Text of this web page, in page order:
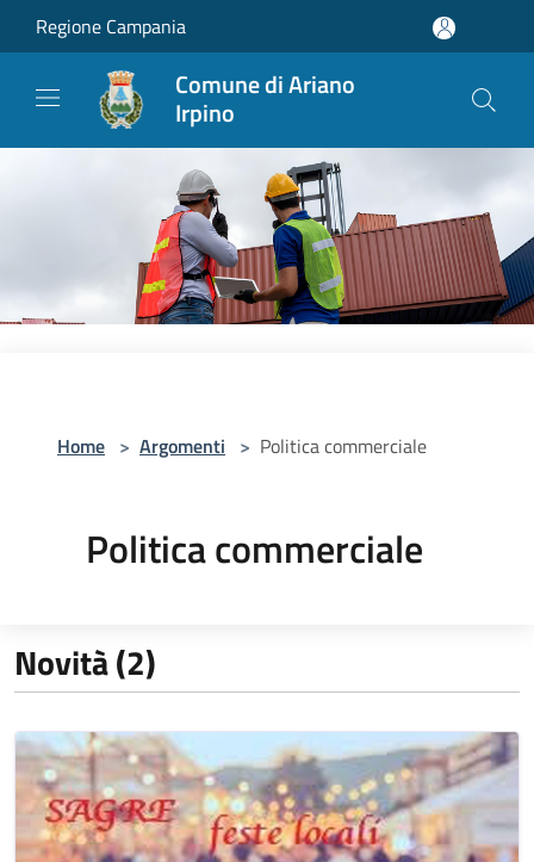
Salta al contenuto principale
Regione Campania
Comune di Ariano
Irpino
Home > Argomenti > Politica commerciale
Politica commerciale
Novità (2)